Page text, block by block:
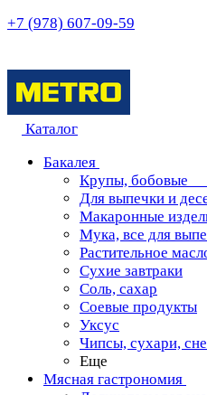
+7 (978) 607-09-59
Каталог
Бакалея
Крупы, бобовые
Для выпечки и
Макаронные
Мука, все для
Растительное
Сухие завтраки
Соль, сахар
Соевые продукты
Уксус
Чипсы, сухари,
Еще
Мясная гастрономия